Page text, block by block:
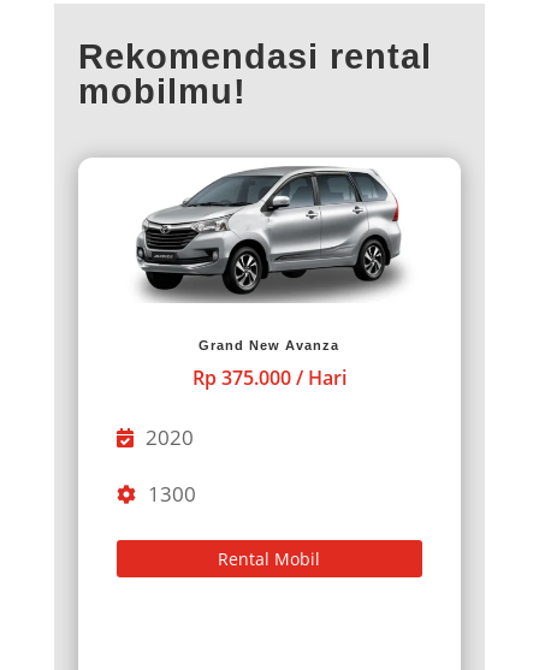
Rekomendasi rental
mobilmu!
Grand New Avanza
Rp 375.000 / Hari
2020
1300
Rental Mobil